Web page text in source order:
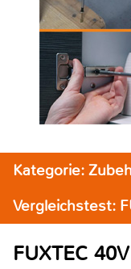
Kategorie:
Vergleichstest:
FUXTEC